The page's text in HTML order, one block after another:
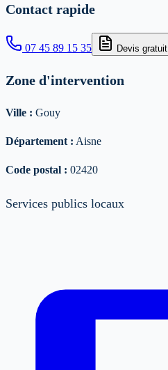
Contact rapide
07 45 89 15 35 Devis gratuit
Zone d'intervention
Ville : Gouy
Département : Aisne
Code postal : 02420
Services publics locaux